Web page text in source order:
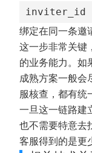
inviter_id
绑定在同一条邀
这一步非常关键
的业务能力。如
成熟方案一般会
服核查，都有统
一旦这一链路建
也不需要特意去
客服得到的是更